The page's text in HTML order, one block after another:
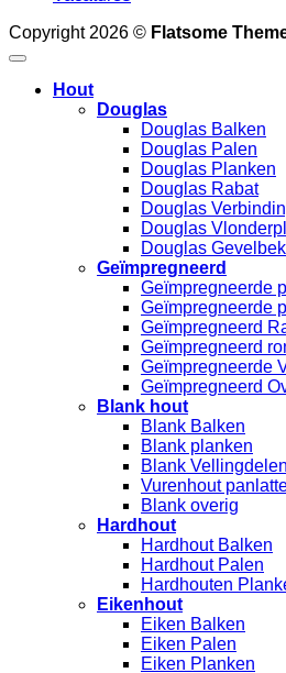
Copyright 2026 © Flatsome
Hout
Douglas
Douglas Balken
Douglas Palen
Douglas Planken
Douglas Rabat
Douglas
Douglas
Douglas
Geïmpregneerd
Geïmpregneerde
Geïmpregneerde
Geïmpregneerd
Geïmpregneerd
Geïmpregneerde
Geïmpregneerd
Blank hout
Blank Balken
Blank planken
Blank Vellingdelen
Vurenhout
Blank overig
Hardhout
Hardhout Balken
Hardhout Palen
Hardhouten
Eikenhout
Eiken Balken
Eiken Palen
Eiken Planken